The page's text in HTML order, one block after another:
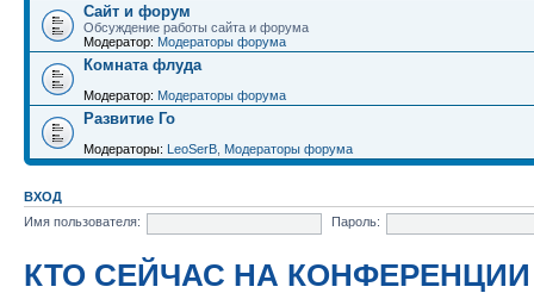
Сайт и форум
Обсуждение работы сайта и форума
Модератор: Модераторы форума
Комната флуда
Модератор: Модераторы форума
Развитие Го
Модераторы: LeoSerB Модераторы форума
ВХОД
Имя пользователя:
Пароль:
КТО СЕЙЧАС НА КОНФЕРЕНЦИИ